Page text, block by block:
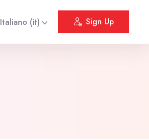
Italiano ‎(it)‎ Sign Up